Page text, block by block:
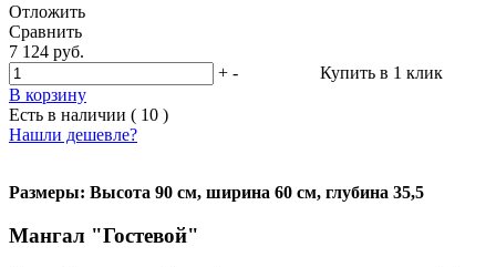
Отложить
Сравнить
7 124 руб.
+ -
В корзину
Купить в 1 клик
Есть в наличии ( 10 )
Нашли дешевле?
Размеры: Высота 90 см, ширина 60 см, глубина 35,5
Мангал "Гостевой"